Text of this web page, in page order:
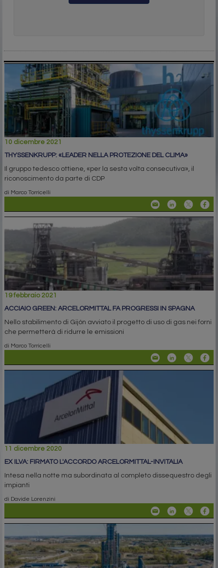
10 dicembre 2021
THYSSENKRUPP: «LEADER NELLA PROTEZIONE DEL CLIMA»
Il gruppo tedesco ottiene, «per la sesta volta consecutiva», il
riconoscimento da parte di CDP
di Marco Torricelli
19 febbraio 2021
ACCIAIO GREEN: ARCELORMITTAL FA PROGRESSI IN SPAGNA
Nello stabilimento di Gijón avviato il progetto di uso di gas nei forni
che permetterà di ridurre le emissioni
di Marco Torricelli
11 dicembre 2020
EX ILVA: FIRMATO L'ACCORDO ARCELORMITTAL-INVITALIA
Intesa nella notte ma subordinata al completo dissequestro degli
impianti
di Davide Lorenzini